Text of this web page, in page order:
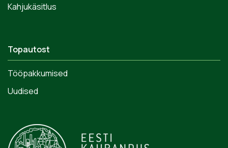
Kahjukäsitlus
Topautost
Tööpakkumised
Uudised